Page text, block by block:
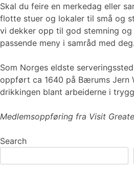
Skal du feire en merkedag eller
flotte stuer og lokaler til små og
vi dekker opp til god stemning og
passende meny i samråd med deg.
Som Norges eldste
oppført ca 1640 på Bærums Jern
drikkingen blant arbeiderne i
Medlemsoppføring fra Visit
Search